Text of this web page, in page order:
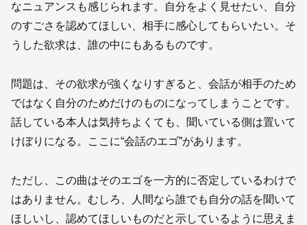
なニュアンスも感じられます。自分をよく見せたい、自分
のすごさを認めてほしい、相手に感心してもらいたい。そ
うした欲求は、誰の中にもあるものです。
問題は、その欲求が強くなりすぎると、会話が相手のため
ではなく自分のためだけのものになってしまうことです。
話している本人は気持ちよくても、聞いている側は置いて
けぼりになる。ここに“会話のエゴ”があります。
ただし、この曲はそのエゴを一方的に否定しているわけで
はありません。むしろ、人間なら誰でも自分の話を聞いて
ほしいし、認めてほしいものだと示しているように思えま